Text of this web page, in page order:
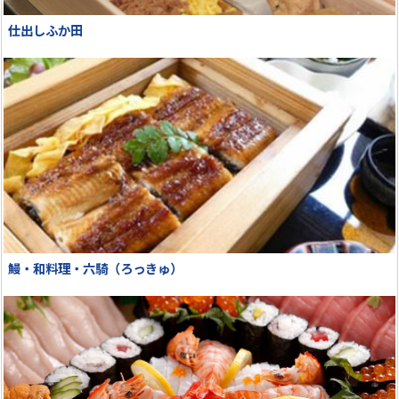
仕出しふか田
鰻・和料理・六騎（ろっきゅ）